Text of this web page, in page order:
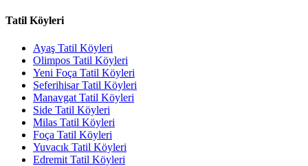
Tatil Köyleri
Ayaş Tatil Köyleri
Olimpos Tatil Köyleri
Yeni Foça Tatil Köyleri
Seferihisar Tatil Köyleri
Manavgat Tatil Köyleri
Side Tatil Köyleri
Milas Tatil Köyleri
Foça Tatil Köyleri
Yuvacık Tatil Köyleri
Edremit Tatil Köyleri